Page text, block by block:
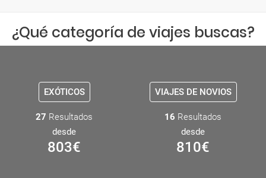
¿Qué categoría de viajes buscas?
EXÓTICOS
27 Resultados
desde
803€
VIAJES DE NOVIOS
16 Resultados
desde
810€